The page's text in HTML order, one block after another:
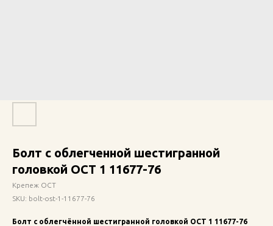
Болт с облегченной шестигранной
головкой ОСТ 1 11677-76
Крепеж ОСТ
SKU: bolt-ost-1-11677-76
Болт с облегчённой шестигранной головкой ОСТ 1 11677-76